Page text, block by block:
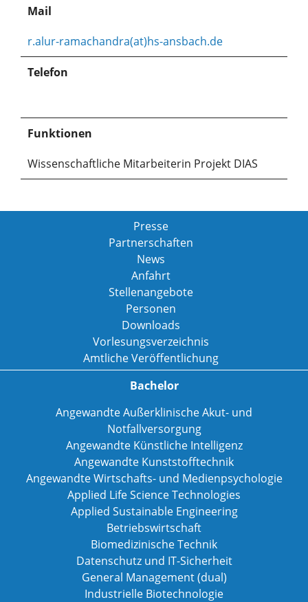
Mail
r.alur-ramachandra(at)hs-ansbach.de
Telefon
Funktionen
Wissenschaftliche Mitarbeiterin Projekt DIAS
Presse
Partnerschaften
News
Anfahrt
Stellenangebote
Personen
Downloads
Vorlesungsverzeichnis
Amtliche Veröffentlichung
Bachelor
Angewandte Außerklinische Akut- und
Notfallversorgung
Angewandte Künstliche Intelligenz
Angewandte Kunststofftechnik
Angewandte Wirtschafts- und Medienpsychologie
Applied Life Science Technologies
Applied Sustainable Engineering
Betriebswirtschaft
Biomedizinische Technik
Datenschutz und IT-Sicherheit
General Management (dual)
Industrielle Biotechnologie